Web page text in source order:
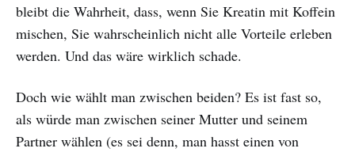
bleibt die Wahrheit, dass, wenn Sie Kreatin mit Koffein
mischen, Sie wahrscheinlich nicht alle Vorteile erleben
werden. Und das wäre wirklich schade.
Doch wie wählt man zwischen beiden? Es ist fast so,
als würde man zwischen seiner Mutter und seinem
Partner wählen (es sei denn, man hasst einen von